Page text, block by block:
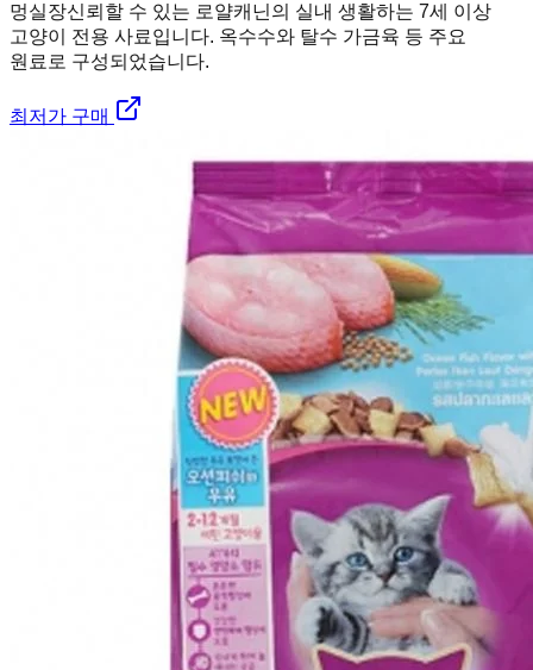
멍실장신뢰할 수 있는 로얄캐닌의 실내 생활하는 7세 이상
고양이 전용 사료입니다. 옥수수와 탈수 가금육 등 주요
원료로 구성되었습니다.
최저가 구매